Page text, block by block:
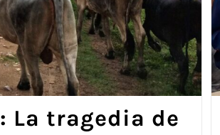
La tragedia de